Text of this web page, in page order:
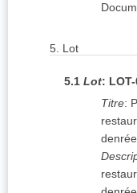
5. Lot
5.1 Lot:
Titre: